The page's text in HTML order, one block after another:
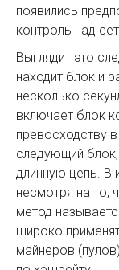
появились
контроль над
Выглядит это
находит блок и
несколько
включает блок
превосходству
следующий
длинную цепь. В
несмотря на то,
метод
широко
майнеров